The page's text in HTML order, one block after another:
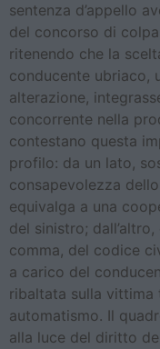
sentenza d’appello
del concorso di
ritenendo che la
conducente ubriaco,
alterazione,
concorrente nella
contestano questa
profilo: da un lato,
consapevolezza
equivalga a una
del sinistro;
comma, del codice
a carico del
ribaltata sulla vittima
automatismo. Il
alla luce del diritto